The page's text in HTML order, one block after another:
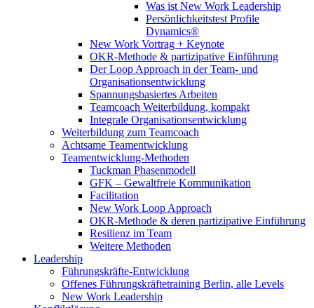
Was ist New Work Leadership
Persönlichkeitstest Profile
Dynamics®
New Work Vortrag + Keynote
OKR-Methode & partizipative Einführung
Der Loop Approach in der Team- und
Organisationsentwicklung
Spannungsbasiertes Arbeiten
Teamcoach Weiterbildung, kompakt
Integrale Organisationsentwicklung
Weiterbildung zum Teamcoach
Achtsame Teamentwicklung
Teamentwicklung-Methoden
Tuckman Phasenmodell
GFK – Gewaltfreie Kommunikation
Facilitation
New Work Loop Approach
OKR-Methode & deren partizipative Einführung
Resilienz im Team
Weitere Methoden
Leadership
Führungskräfte-Entwicklung
Offenes Führungskräftetraining Berlin, alle Levels
New Work Leadership